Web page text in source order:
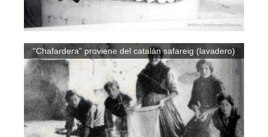
“Chafardera” proviene del catalán safareig (lavadero)